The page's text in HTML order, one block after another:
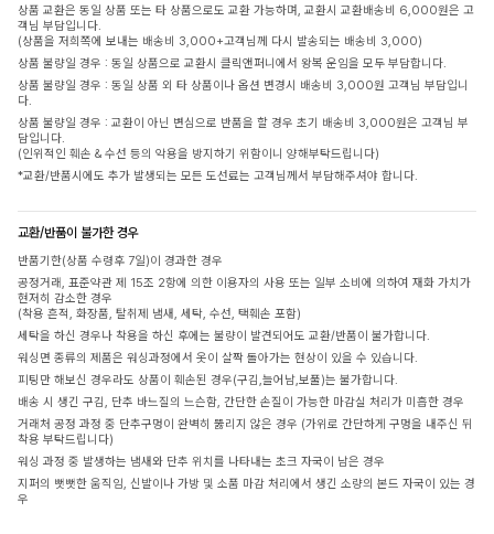
상품 교환은 동일 상품 또는 타 상품으로도 교환 가능하며, 교환시 교환배송비 6,000원은 고
객님 부담입니다.
(상품을 저희쪽에 보내는 배송비 3,000+고객님께 다시 발송되는 배송비 3,000)
상품 불량일 경우 : 동일 상품으로 교환시 클릭앤퍼니에서 왕복 운임을 모두 부담합니다.
상품 불량일 경우 : 동일 상품 외 타 상품이나 옵션 변경시 배송비 3,000원 고객님 부담입니
다.
상품 불량일 경우 : 교환이 아닌 변심으로 반품을 할 경우 초기 배송비 3,000원은 고객님 부
담입니다.
(인위적인 훼손 & 수선 등의 악용을 방지하기 위함이니 양해부탁드립니다)
*교환/반품시에도 추가 발생되는 모든 도선료는 고객님께서 부담해주셔야 합니다.
교환/반품이 불가한 경우
반품기한(상품 수령후 7일)이 경과한 경우
공정거래, 표준약관 제 15조 2항에 의한 이용자의 사용 또는 일부 소비에 의하여 재화 가치가
현저히 감소한 경우
(착용 흔적, 화장품, 탈취제 냄새, 세탁, 수선, 택훼손 포함)
세탁을 하신 경우나 착용을 하신 후에는 불량이 발견되어도 교환/반품이 불가합니다.
워싱면 종류의 제품은 워싱과정에서 옷이 살짝 돌아가는 현상이 있을 수 있습니다.
피팅만 해보신 경우라도 상품이 훼손된 경우(구김,늘어남,보풀)는 불가합니다.
배송 시 생긴 구김, 단추 바느질의 느슨함, 간단한 손질이 가능한 마감실 처리가 미흡한 경우
거래처 공정 과정 중 단추구멍이 완벽히 뚫리지 않은 경우 (가위로 간단하게 구멍을 내주신 뒤
착용 부탁드립니다)
워싱 과정 중 발생하는 냄새와 단추 위치를 나타내는 초크 자국이 남은 경우
지퍼의 뻣뻣한 움직임, 신발이나 가방 및 소품 마감 처리에서 생긴 소량의 본드 자국이 있는 경
우